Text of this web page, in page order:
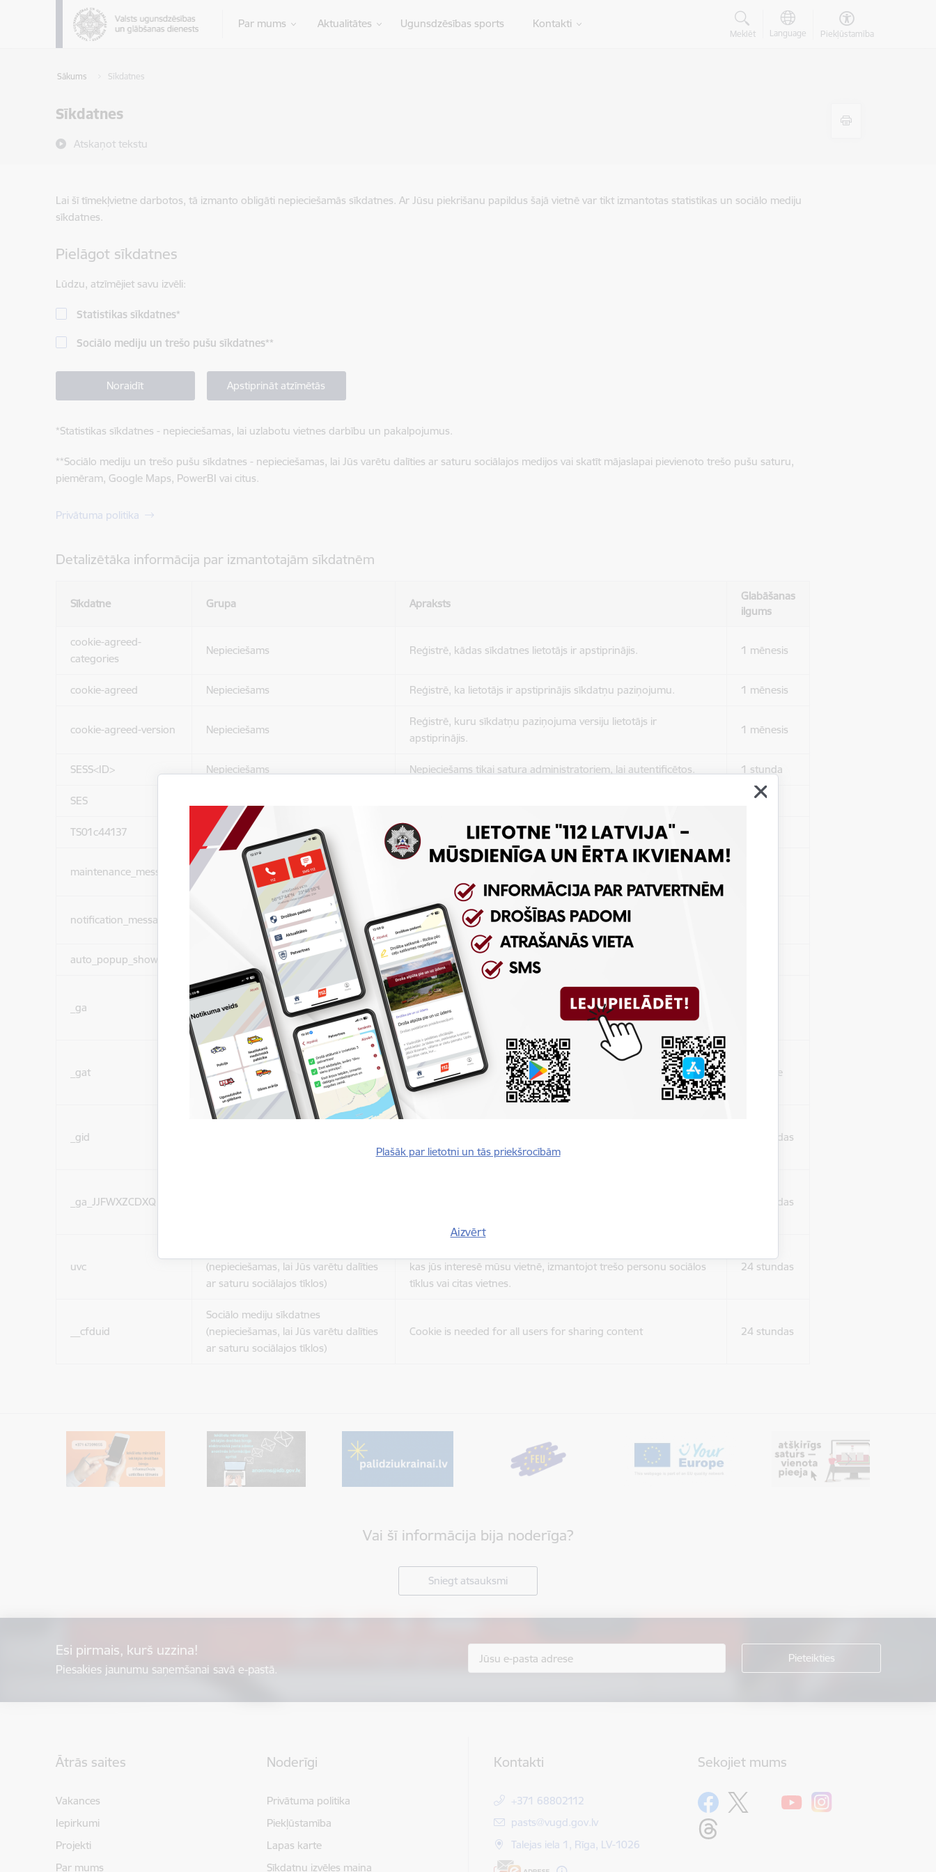
Pāriet uz lapas saturu
Par mums Aktualitātes Ugunsdzēsības sports Kontakti
Meklēt Language Piekļūstamība
Sākums Sīkdatnes
Sīkdatnes
Atskaņot tekstu
Plašāk par lietotni un tās priekšrocībām
Aizvērt
Lai šī tīmekļvietne darbotos, tā izmanto obligāti nepieciešamās sīkdatnes. Ar Jūsu piekrišanu papildus šajā vietnē var tikt izmantotas statistikas un sociālo mediju
sīkdatnes.
Pielāgot sīkdatnes
Lūdzu, atzīmējiet savu izvēli:
Statistikas sīkdatnes*
Sociālo mediju un trešo pušu sīkdatnes**
Noraidīt Apstiprināt atzīmētās
*Statistikas sīkdatnes - nepieciešamas, lai uzlabotu vietnes darbību un pakalpojumus.
**Sociālo mediju un trešo pušu sīkdatnes - nepieciešamas, lai Jūs varētu dalīties ar saturu sociālajos medijos vai skatīt mājaslapai pievienoto trešo pušu saturu,
piemēram, Google Maps, PowerBI vai citus.
Privātuma politika
Detalizētāka informācija par izmantotajām sīkdatnēm
Sīkdatne Grupa Apraksts
Glabāšanas
ilgums
cookie-agreed-
categories
Nepieciešams Reģistrē, kādas sīkdatnes lietotājs ir apstiprinājis. 1 mēnesis
cookie-agreed Nepieciešams Reģistrē, ka lietotājs ir apstiprinājis sīkdatņu paziņojumu. 1 mēnesis
cookie-agreed-version Nepieciešams
Reģistrē, kuru sīkdatņu paziņojuma versiju lietotājs ir
apstiprinājis.
1 mēnesis
SESS<ID> Nepieciešams Nepieciešams tikai satura administratoriem, lai autentificētos. 1 stunda
SES Sesija
TS01c44137 Nepieciešams Drošības politikas sesija.
maintenance_message Nepieciešams
Sīkdatne ir nepieciešama, lai visiem lietotājiem nerādītu
ziņojumus pēc tam, kad viņi ir izlasījuši un aizvēruši tos.
notification_messages Nepieciešams
Sīkdatne ir nepieciešama, lai visiem lietotājiem nerādītu
ziņojumus pēc tam, kad viņi ir izlasījuši un aizvēruši tos.
auto_popup_showed Nepieciešams Reģistrē, ka tiek parādīts modālais logs.
_ga
Statistikas sīkdatnes (nepieciešamas,
lai uzlabotu vietnes darbību un
pakalpojumus)
Reģistrē unikālu ID, kas tiek izmantots statistisko datu iegūšanai
par to, kā apmeklētājs izmanto vietni.
_gat
Statistikas sīkdatnes (nepieciešamas,
lai uzlabotu vietnes darbību un
pakalpojumus)
Izmanto Google Analytics, lai samazinātu pieprasījuma līmeni. 1 minūte
_gid
Statistikas sīkdatnes (nepieciešamas,
par to, kā apmeklētājs izmanto vietni.
24 stundas
_ga_JJFWXZCDXQ 24 stundas
uvc
(nepieciešamas, lai Jūs varētu dalīties
ar saturu sociālajos tīklos)
kas jūs interesē mūsu vietnē, izmantojot trešo personu sociālos
tīklus vai citas vietnes.
24 stundas
__cfduid
Sociālo mediju sīkdatnes
(nepieciešamas, lai Jūs varētu dalīties
ar saturu sociālajos tīklos)
Cookie is needed for all users for sharing content 24 stundas
Vai šī informācija bija noderīga?
Sniegt atsauksmi
Esi pirmais, kurš uzzina!
Piesakies jaunumu saņemšanai savā e-pastā.
Ātrās saites
Vakances
Iepirkumi
Projekti
Par mums
Noderīgi
Privātuma politika
Piekļūstamība
Lapas karte
Sīkdatņu izvēles maiņa
Kontakti
+371 68802112
E-pasts:
pasts@vugd.gov.lv
Talejas iela 1, Rīga, LV-1026
Sekojiet mums